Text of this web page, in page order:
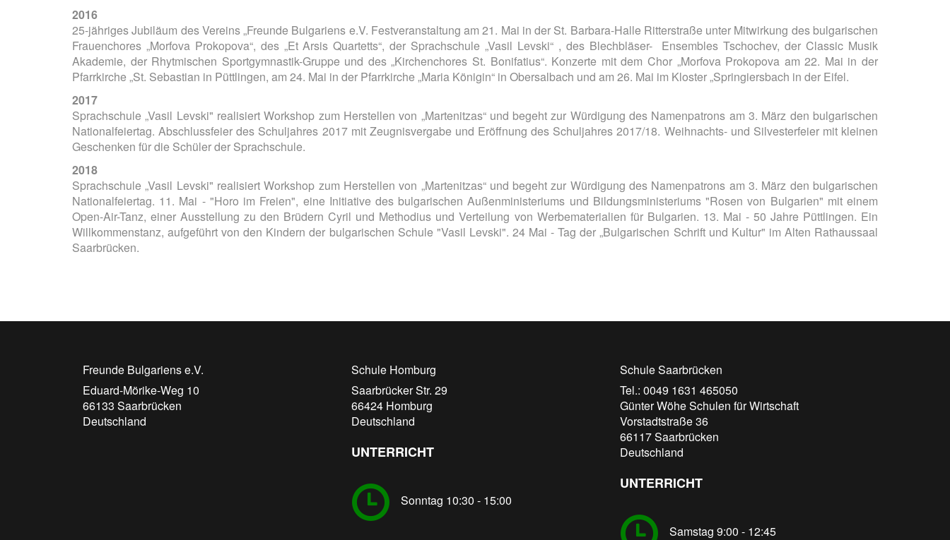
2016
25-jähriges Jubiläum des Vereins „Freunde Bulgariens e.V. Festveranstaltung am 21. Mai in der St. Barbara-Halle Ritterstraße unter Mitwirkung des bulgarischen
Frauenchores „Morfova Prokopova“, des „Et Arsis Quartetts“, der Sprachschule „Vasil Levski“ , des Blechbläser- Ensembles Tschochev, der Classic Musik
Akademie, der Rhytmischen Sportgymnastik-Gruppe und des „Kirchenchores St. Bonifatius“. Konzerte mit dem Chor „Morfova Prokopova am 22. Mai in der
Pfarrkirche „St. Sebastian in Püttlingen, am 24. Mai in der Pfarrkirche „Maria Königin“ in Obersalbach und am 26. Mai im Kloster „Springiersbach in der Eifel.
2017
Sprachschule „Vasil Levski" realisiert Workshop zum Herstellen von „Martenitzas“ und begeht zur Würdigung des Namenpatrons am 3. März den bulgarischen
Nationalfeiertag. Abschlussfeier des Schuljahres 2017 mit Zeugnisvergabe und Eröffnung des Schuljahres 2017/18. Weihnachts- und Silvesterfeier mit kleinen
Geschenken für die Schüler der Sprachschule.
2018
Sprachschule „Vasil Levski" realisiert Workshop zum Herstellen von „Martenitzas“ und begeht zur Würdigung des Namenpatrons am 3. März den bulgarischen
Nationalfeiertag. 11. Mai - "Horo im Freien", eine Initiative des bulgarischen Außenministeriums und Bildungsministeriums "Rosen von Bulgarien" mit einem
Open-Air-Tanz, einer Ausstellung zu den Brüdern Cyril und Methodius und Verteilung von Werbematerialien für Bulgarien. 13. Mai - 50 Jahre Püttlingen. Ein
Willkommenstanz, aufgeführt von den Kindern der bulgarischen Schule "Vasil Levski". 24 Mai - Tag der „Bulgarischen Schrift und Kultur" im Alten Rathaussaal
Saarbrücken.
Freunde Bulgariens e.V.
Eduard-Mörike-Weg 10
66133 Saarbrücken
Deutschland
Schule Homburg
Saarbrücker Str. 29
66424 Homburg
Deutschland
UNTERRICHT
Sonntag 10:30 - 15:00
Schule Saarbrücken
Tel.: 0049 1631 465050
Günter Wöhe Schulen für Wirtschaft
Vorstadtstraße 36
66117Saarbrücken
Deutschland
UNTERRICHT
Samstag 9:00 - 12:45